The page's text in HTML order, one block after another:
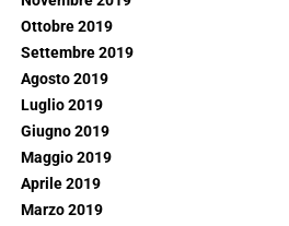
Ottobre 2019
Settembre 2019
Agosto 2019
Luglio 2019
Giugno 2019
Maggio 2019
Aprile 2019
Marzo 2019